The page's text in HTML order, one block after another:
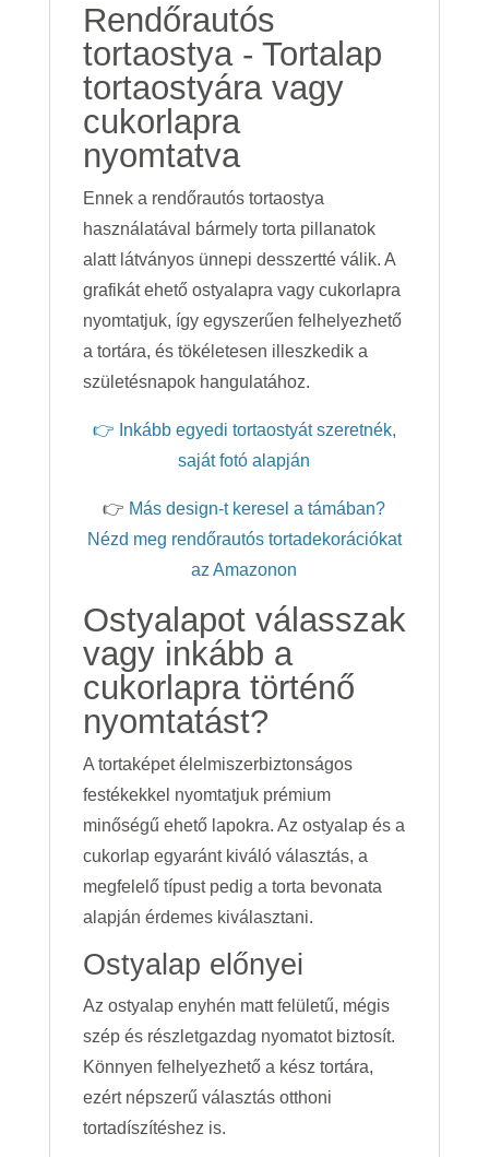
Rendőrautós
tortaostya - Tortalap
tortaostyára vagy
cukorlapra
nyomtatva
Ennek a rendőrautós tortaostya
használatával bármely torta pillanatok
alatt látványos ünnepi desszertté válik. A
grafikát ehető ostyalapra vagy cukorlapra
nyomtatjuk, így egyszerűen felhelyezhető
a tortára, és tökéletesen illeszkedik a
születésnapok hangulatához.
👉 Inkább egyedi tortaostyát szeretnék,
saját fotó alapján
👉 Más design-t keresel a támában?
Nézd meg rendőrautós tortadekorációkat
az Amazonon
Ostyalapot válasszak
vagy inkább a
cukorlapra történő
nyomtatást?
A tortaképet élelmiszerbiztonságos
festékekkel nyomtatjuk prémium
minőségű ehető lapokra. Az ostyalap és a
cukorlap egyaránt kiváló választás, a
megfelelő típust pedig a torta bevonata
alapján érdemes kiválasztani.
Ostyalap előnyei
Az ostyalap enyhén matt felületű, mégis
szép és részletgazdag nyomatot biztosít.
Könnyen felhelyezhető a kész tortára,
ezért népszerű választás otthoni
tortadíszítéshez is.